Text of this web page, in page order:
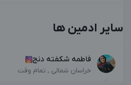
سایر ادمین ها
فاطمه شکفته دنج
خراسان شمالی , تمام وقت